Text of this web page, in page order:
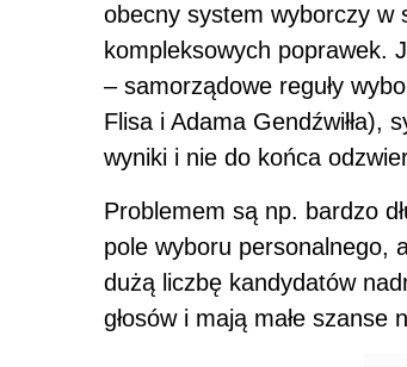
obecny system wyborczy w
kompleksowych poprawek.
– samorządowe reguły
Flisa i Adama
wyniki i nie do końca
Problemem są np. bardzo
pole wyboru personalnego,
dużą liczbę kandydatów
głosów i mają małe szanse